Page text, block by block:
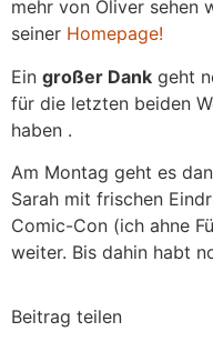
mehr von Oliver sehen
seiner Homepage!
Ein großer Dank geht
für die letzten beiden
haben .
Am Montag geht es
Sarah mit frischen
Comic-Con (ich ahne
weiter. Bis dahin habt
Beitrag teilen